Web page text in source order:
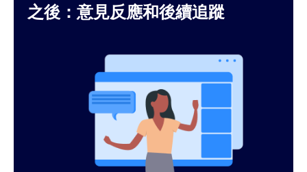
之後：意見反應和後續追蹤